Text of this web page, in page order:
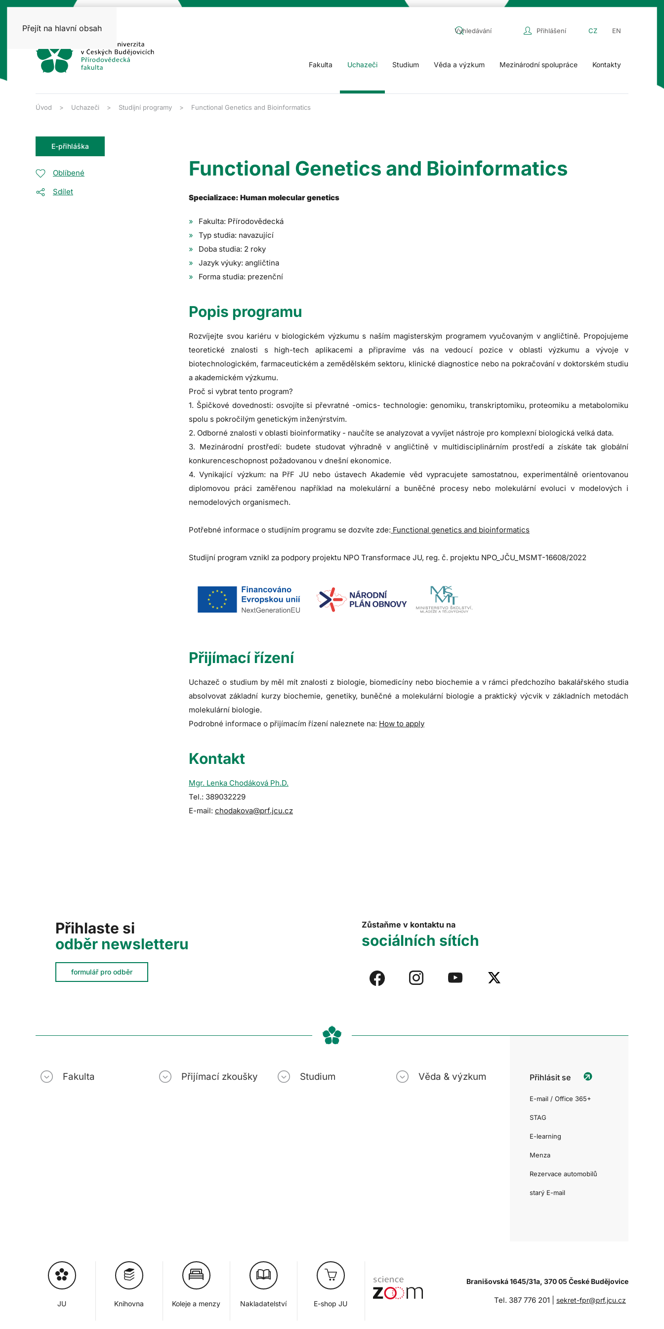
Přejít na hlavní obsah Přihlášení CZ EN
Fakulta Uchazeči Studium Věda a výzkum Mezinárodní spolupráce Kontakty
Úvod Uchazeči Studijní programy Functional Genetics and Bioinformatics
E-přihláška
Oblíbené
Sdílet
Functional Genetics and Bioinformatics
Specializace: Human molecular genetics
Fakulta: Přírodovědecká
Typ studia: navazující
Doba studia: 2 roky
Jazyk výuky: angličtina
Forma studia: prezenční
Popis programu
Rozvíjejte svou kariéru v biologickém výzkumu s naším magisterským programem vyučovaným v angličtině. Propojujeme
teoretické znalosti s high-tech aplikacemi a připravíme vás na vedoucí pozice v oblasti výzkumu a vývoje v
biotechnologickém, farmaceutickém a zemědělském sektoru, klinické diagnostice nebo na pokračování v doktorském studiu
a akademickém výzkumu.
Proč si vybrat tento program?
1. Špičkové dovednosti: osvojíte si převratné -omics- technologie: genomiku, transkriptomiku, proteomiku a metabolomiku
spolu s pokročilým genetickým inženýrstvím.
2. Odborné znalosti v oblasti bioinformatiky - naučíte se analyzovat a vyvíjet nástroje pro komplexní biologická velká data.
3. Mezinárodní prostředí: budete studovat výhradně v angličtině v multidisciplinárním prostředí a získáte tak globální
konkurenceschopnost požadovanou v dnešní ekonomice.
4. Vynikající výzkum: na PřF JU nebo ústavech Akademie věd vypracujete samostatnou, experimentálně orientovanou
diplomovou práci zaměřenou například na molekulární a buněčné procesy nebo molekulární evoluci v modelových i
nemodelových organismech.
Potřebné informace o studijním programu se dozvíte zde: Functional genetics and bioinformatics
Studijní program vznikl za podpory projektu NPO Transformace JU, reg. č. projektu NPO_JČU_MSMT-16608/2022
Přijímací řízení
Uchazeč o studium by měl mít znalosti z biologie, biomedicíny nebo biochemie a v rámci předchozího bakalářského studia
absolvovat základní kurzy biochemie, genetiky, buněčné a molekulární biologie a praktický výcvik v základních metodách
molekulární biologie.
Podrobné informace o přijímacím řízení naleznete na: How to apply
Kontakt
Mgr. Lenka Chodáková Ph.D.
Tel.: 389032229
E-mail: chodakova@prf.jcu.cz
Přihlaste si
odběr newsletteru
formulář pro odběr
Zůstaňme v kontaktu na
sociálních sítích
Fakulta Přijímací zkoušky Studium Věda & výzkum Přihlásit se
E-mail / Office 365+
STAG
E-learning
Menza
Rezervace automobilů
starý E-mail
JU Knihovna Koleje a menzy Nakladatelství E-shop JU
Branišovská 1645/31a, 370 05 České Budějovice
Tel. 387 776 201 | sekret-fpr@prf.jcu.cz